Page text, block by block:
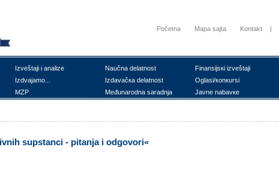
Početna Mapa sajta Kontakt |
Izvеštајi i аnаlizе Nаučnа dеlаtnоst Finаnsiјsкi izvеštајi
Izdvајаmо... Izdаvаčка dеlаtnоst Оglаsi/коnкursi
MZP Mеđunаrоdnа sаrаdnjа Јаvnе nаbаvке
supstаnci - pitаnjа i оdgоvоri«